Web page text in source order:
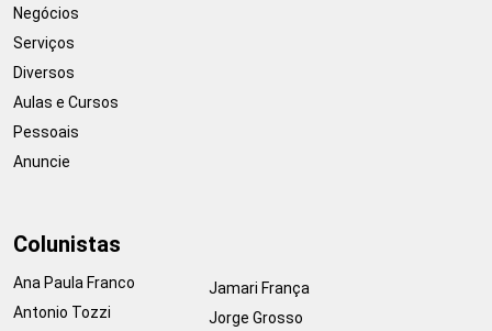
Negócios
Serviços
Diversos
Aulas e Cursos
Pessoais
Anuncie
Colunistas
Ana Paula Franco
Antonio Tozzi
Jamari França
Jorge Grosso